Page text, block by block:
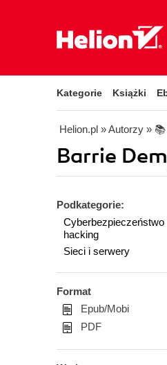
Kategorie Książki
Helion.pl » Autorzy » 📚
Barrie
Podkategorie:
Cyberbezpieczeństwo
hacking
Sieci i serwery
Format
Epub/Mobi
PDF